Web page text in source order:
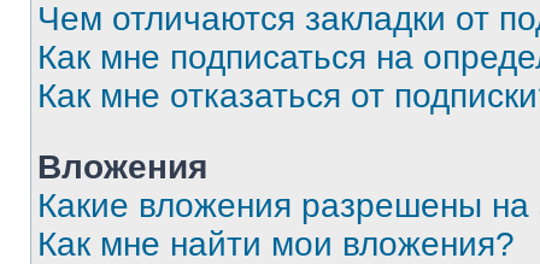
Чем отличаются закладки от
Как мне подписаться на
Как мне отказаться от
Вложения
Какие вложения разрешены
Как мне найти мои вложения?